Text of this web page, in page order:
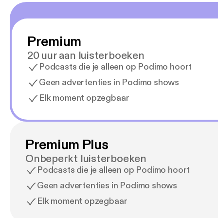
Premium
20 uur aan luisterboeken
Podcasts die je alleen op Podimo hoort
Geen advertenties in Podimo shows
Elk moment opzegbaar
Premium Plus
Onbeperkt luisterboeken
Podcasts die je alleen op Podimo hoort
Geen advertenties in Podimo shows
Elk moment opzegbaar